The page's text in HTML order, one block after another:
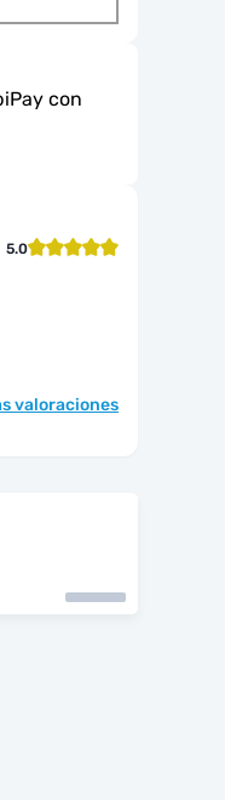
con
5.0
valoraciones